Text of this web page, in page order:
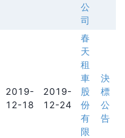
公
司
2019-
12-18
2019-
12-24
春
天
租
車
股
份
有
限
決
標
公
告